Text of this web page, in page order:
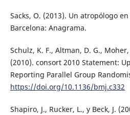
Sacks, O. (2013). Un atropólogo
Barcelona: Anagrama.
Schulz, K. F., Altman, D. G.,
(2010). consort 2010 Statement:
Reporting Parallel Group
https://doi.org/10.1136/bmj.c332
Shapiro, J., Rucker, L., y Beck, J.